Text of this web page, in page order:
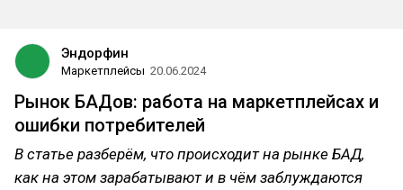
Эндорфин
Маркетплейсы 20.06.2024
Рынок БАДов: работа на маркетплейсах и
ошибки потребителей
В статье разберём, что происходит на рынке БАД,
как на этом зарабатывают и в чём заблуждаются